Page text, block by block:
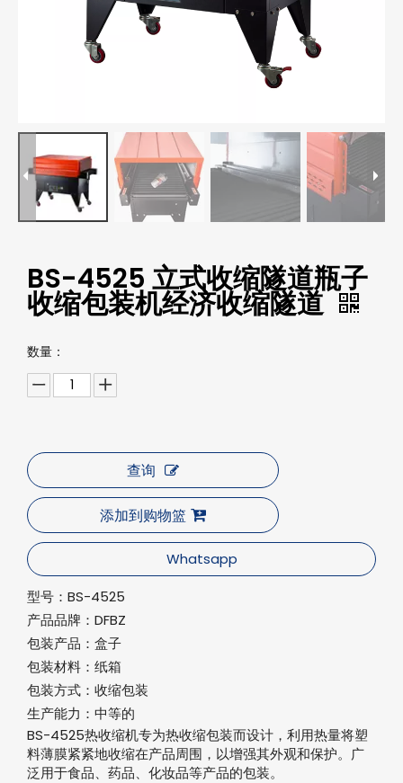
BS-4525 立式收缩隧道瓶子
收缩包装机经济收缩隧道
数量：
查询
添加到购物篮
Whatsapp
型号： BS-4525
产品品牌： DFBZ
包装产品： 盒子
包装材料： 纸箱
包装方式： 收缩包装
生产能力： 中等的
BS-4525热收缩机专为热收缩包装而设计，利用热量将塑
料薄膜紧紧地收缩在产品周围，以增强其外观和保护。广
泛用于食品、药品、化妆品等产品的包装。